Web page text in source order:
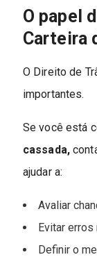
O papel
Carteira
O Direito de
importantes.
Se você está
cassada,
ajudar a:
Avaliar
Evitar
Definir o